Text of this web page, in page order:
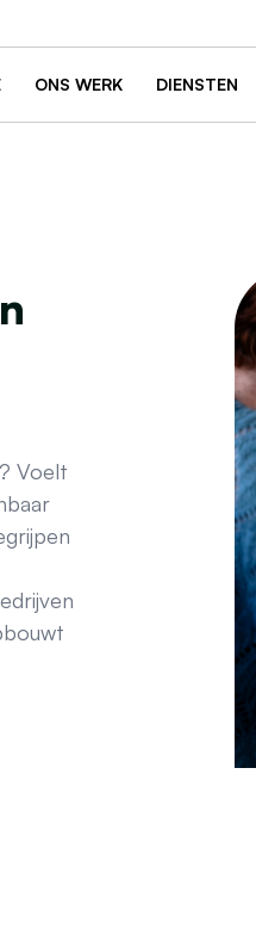
ONS WERK DIENSTEN
Voelt